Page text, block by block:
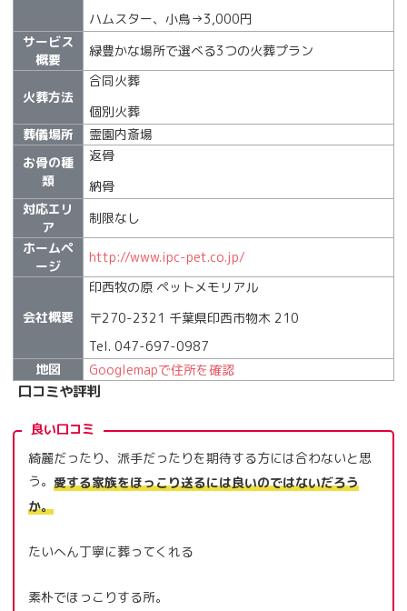
ハムスター、小鳥→3,000円
サービス
概要
緑豊かな場所で選べる3つの火葬プラン
火葬方法
合同火葬
個別火葬
葬儀場所
霊園内斎場
お骨の種
類
返骨
納骨
対応エリ
ア
制限なし
ホームペ
ージ
http://www.ipc-pet.co.jp/
会社概要
印西牧の原 ペットメモリアル
〒270-2321 千葉県印西市物木 210
Tel. 047-697-0987
地図
Googlemapで住所を確認
口コミや評判
良い口コミ
綺麗だったり、派手だったりを期待する方には合わないと思
う。 愛する家族をほっこり送るには良いのではないだろう
か。
たいへん丁寧に葬ってくれる
素朴でほっこりする所。